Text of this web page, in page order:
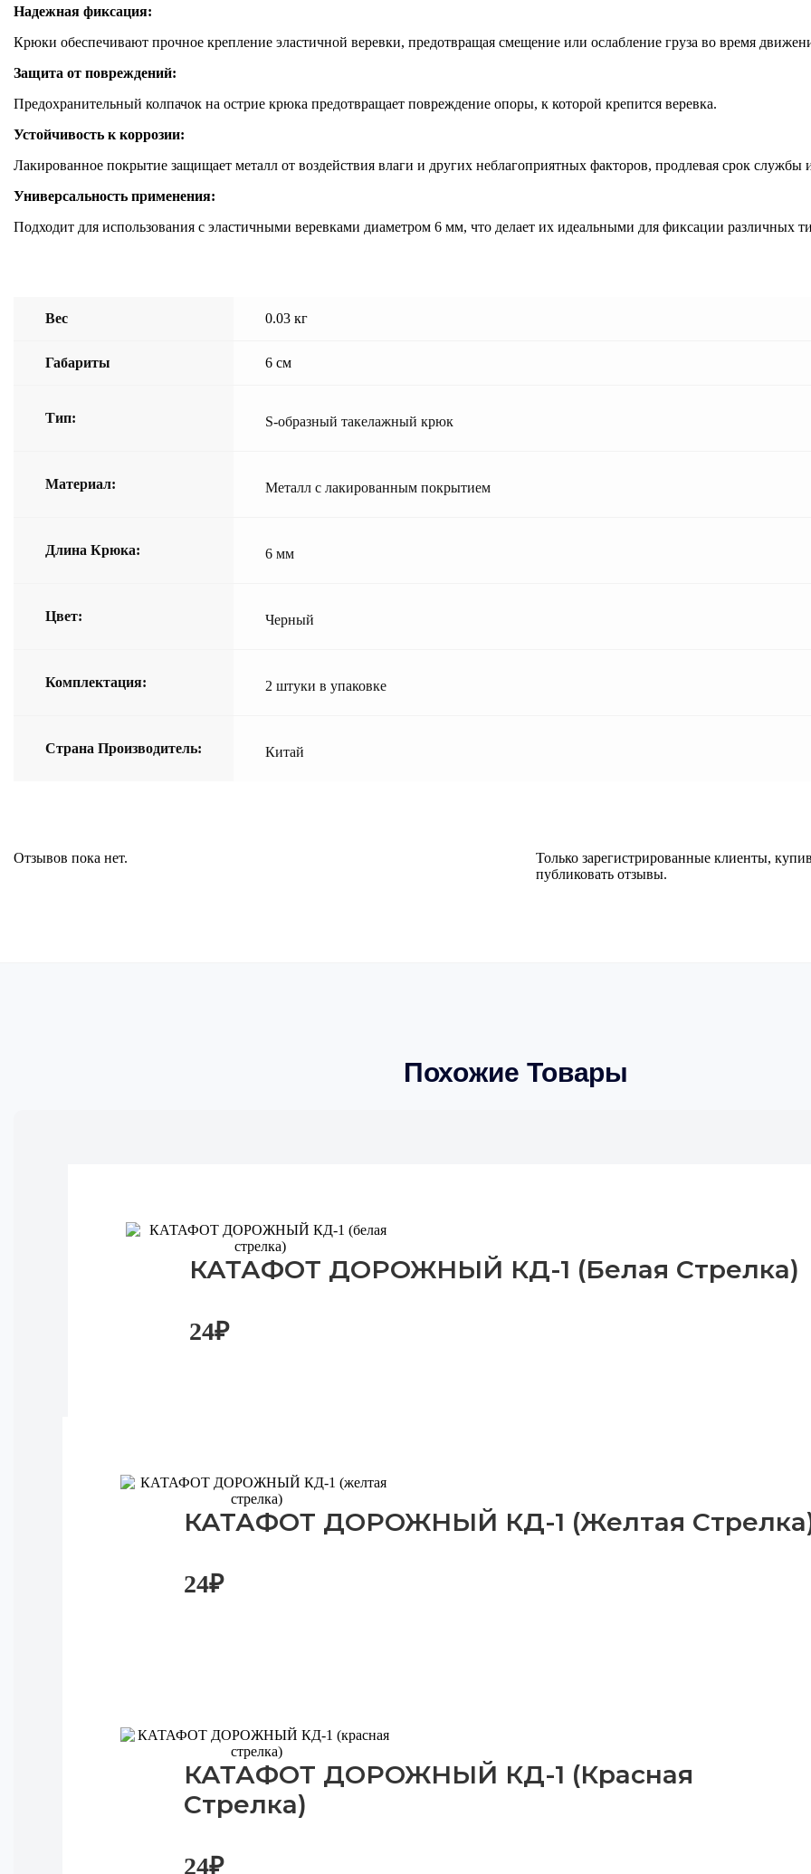
Надежная фиксация:
Крюки обеспечивают прочное крепление эластичной веревки, предотвращая смещение или ослабление груза во время
Защита от повреждений:
Предохранительный колпачок на острие крюка предотвращает повреждение опоры, к которой крепится веревка.
Устойчивость к коррозии:
Лакированное покрытие защищает металл от воздействия влаги и других неблагоприятных факторов, продлевая срок службы
Универсальность применения:
Подходит для использования с эластичными веревками диаметром 6 мм, что делает их идеальными для фиксации различных
Вес 0.03 кг
Габариты 6 см
Тип: S-образный такелажный крюк
Материал: Металл с лакированным покрытием
Длина Крюка: 6 мм
Цвет: Черный
Комплектация: 2 штуки в упаковке
Страна Производитель: Китай
Отзывов пока нет.
Только зарегистрированные клиенты,
публиковать отзывы.
Похожие Товары
КАТАФОТ ДОРОЖНЫЙ КД-1 (белая Стрелка)
24₽
КАТАФОТ ДОРОЖНЫЙ КД-1 (желтая
24₽
КАТАФОТ ДОРОЖНЫЙ КД-1 (красная
Стрелка)
24₽